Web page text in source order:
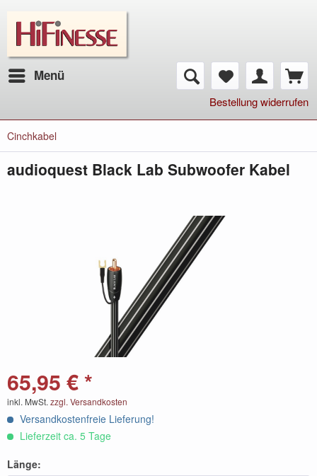
Menü
Bestellung widerrufen
Cinchkabel
audioquest Black Lab Subwoofer Kabel
65,95 € *
inkl. MwSt. zzgl. Versandkosten
Versandkostenfreie Lieferung!
Lieferzeit ca. 5 Tage
Länge: